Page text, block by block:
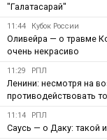
"Галатасарай"
11:44 Кубок России
Оливейра — о травме
очень некрасиво
11:29 РПЛ
Ленини: несмотря на
противодействовать
11:14 РПЛ
Саусь — о Даку: такой